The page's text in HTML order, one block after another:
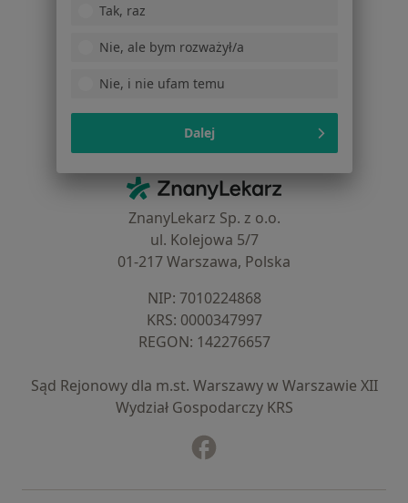
Dla lekarzy
Noa Notes nowość
Baza wiedzy
Centrum Pomocy dla Specjalisty
Kontakt ZnanyLekarz - Strona główna
ZnanyLekarz Sp. z o.o.
ul. Kolejowa 5/7
01-217 Warszawa, Polska
NIP: ⁠7010224868
KRS: ⁠0000347997
REGON: ⁠142276657
Sąd Rejonowy dla m.st. Warszawy w Warszawie XII
Wydział Gospodarczy KRS
Tak, raz
Nie, ale bym rozważył/a
Nie, i nie ufam temu
Dalej